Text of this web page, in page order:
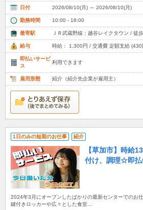
日付 2026/08/10(月) ～ 2026/08/10(月)
勤務時間 10:00 - 18:00
最寄駅 ＪＲ武蔵野線：越谷レイクタウン / 徒
給与 時給： 1,300円 / 交通費 定額支給 (430
即払いサービ
ス
利用できます
雇用形態 紹介（紹介先企業が雇用主）
1日のみの短期のお仕事 紹介
【草加市】時給
付け、調理☆即
2024年3月にオープンしたばかりの最新センターでのお仕
鍵付きロッカーや広々とした食堂...